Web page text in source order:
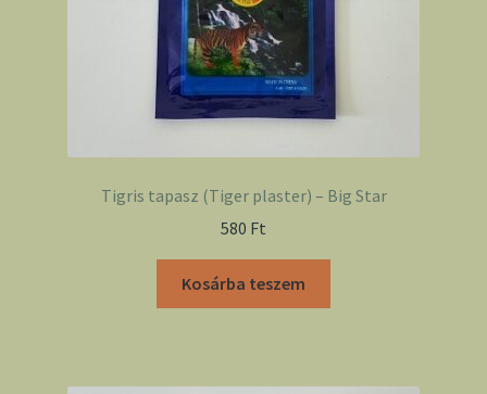
Tigris tapasz (Tiger plaster) – Big Star
580 Ft
Kosárba teszem